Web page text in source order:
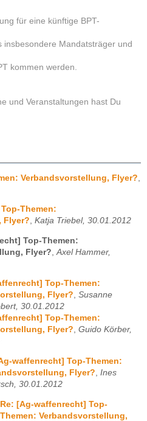
für eine künftige BPT-
insbesondere Mandatsträger und
kommen werden.
und Veranstaltungen hast Du
Verbandsvorstellung, Flyer?
Themen:
Flyer?, Katja Triebel, 30.01.2012
Top-Themen:
Flyer? Axel Hammer,
Top-Themen:
Flyer?, Susanne
30.01.2012
Top-Themen:
Flyer?, Guido Körber,
waffenrecht] Top-Themen:
Flyer?
Ines
30.01.2012
Re: [Ag-waffenrecht] Top-
Themen: Verbandsvorstellung,